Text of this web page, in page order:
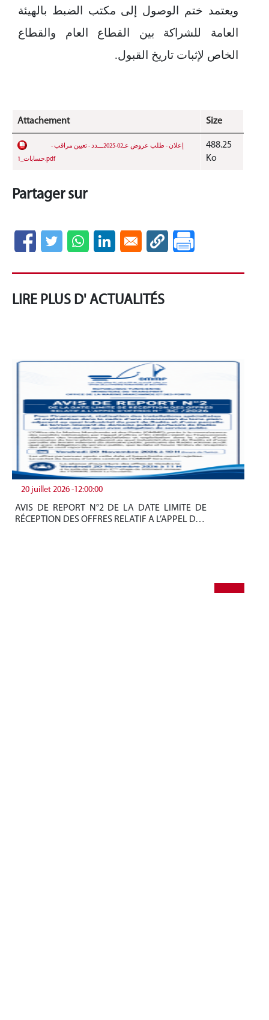
ويعتمد ختم الوصول إلى مكتب الضبط بالهيئة
العامة للشراكة بين القطاع العام والقطاع
الخاص لإثبات تاريخ القبول.
Attachement Size
- إعلان - طلب عروض عـ02-2025ـــدد - تعيين مراقب
حسابات_1.pdf
488.25
Ko
Partager sur
LIRE PLUS D' ACTUALITÉS
20 juillet 2026 -12:00:00
AVIS DE REPORT N°2 DE LA DATE LIMITE DE
RÉCEPTION DES OFFRES RELATIF A L’APPEL D…